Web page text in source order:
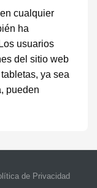
cualquier
ha
usuarios
del sitio web
ya sea
pueden
de Privacidad